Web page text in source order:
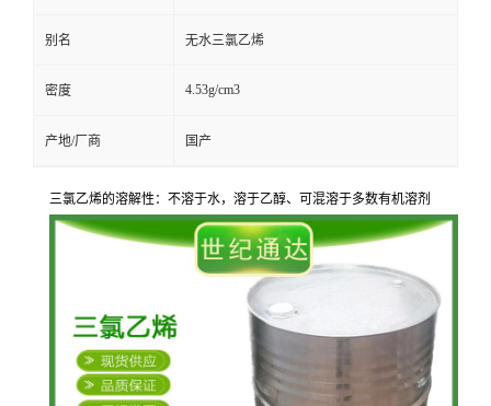
别名 无水三氯乙烯
密度 4.53g/cm3
产地/厂商 国产
三氯乙烯的溶解性：不溶于水，溶于乙醇、可混溶于多数有机溶剂